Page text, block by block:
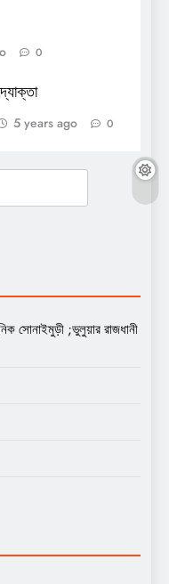
0
5 years ago 0
সোনাইমুড়ী ;ভুলুয়ার রাজধানী